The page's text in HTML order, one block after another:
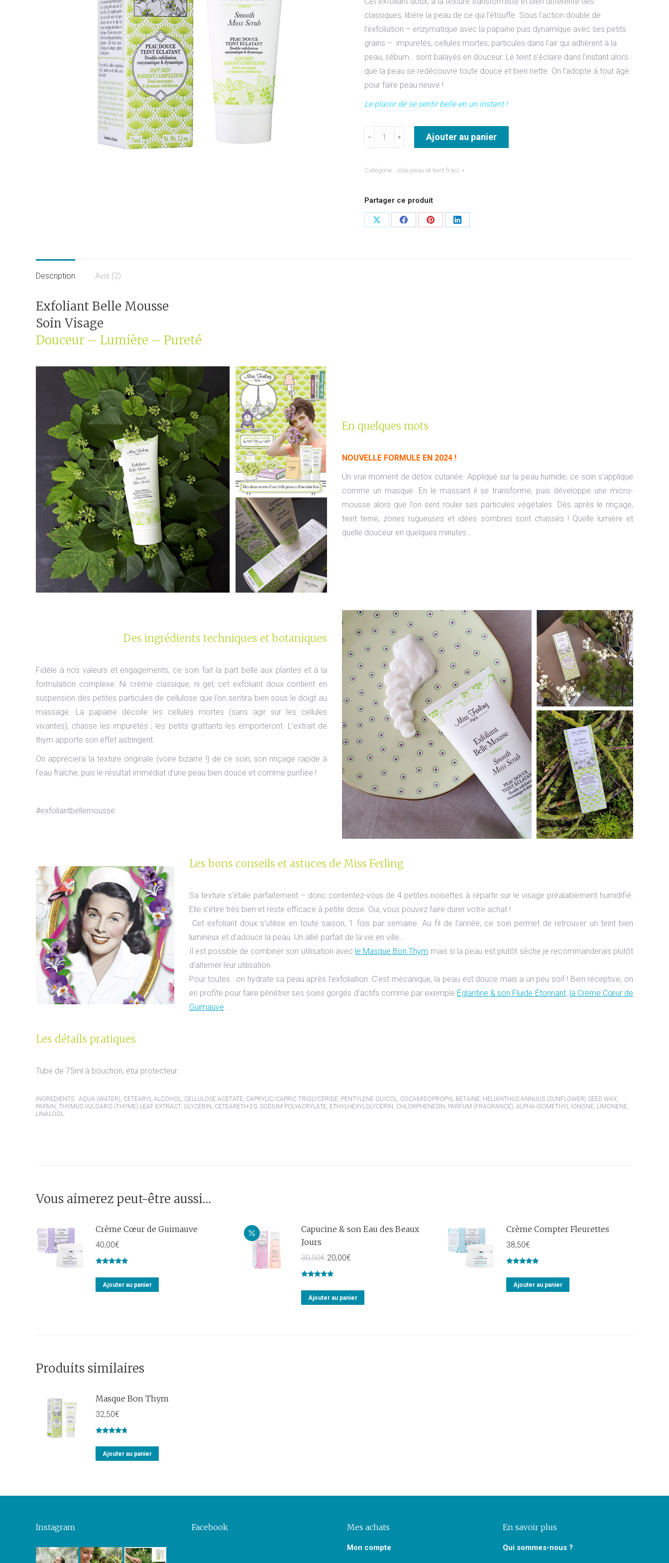
classiques, libère la peau de ce qui l’étouffe. Sous l’action double de
l’exfoliation – enzymatique avec la papaïne puis dynamique avec ses petits
grains – impuretés, cellules mortes, particules dans l’air qui adhèrent à la
peau, sébum… sont balayés en douceur. Le teint s’éclaire dans l’instant alors
que la peau se redécouvre toute douce et bien nette. On l’adopte à tout âge
pour faire peau neuve !
Le plaisir de se sentir belle en un instant !
quantité
Belle
﹣ ﹢ Ajouter au panier
Catégorie : Jolie peau et teint frais
Partager ce produit
PartagerPartagerPartagerPartager
Description Avis (2)
Exfoliant Belle Mousse
Soin Visage
Douceur – Lumière – Pureté
En quelques mots
NOUVELLE FORMULE EN 2024 !
Un vrai moment de détox cutanée. Appliqué sur la peau humide, ce soin s’applique
comme un masque. En le massant il se transforme, puis développe une micro-
mousse alors que l’on sent rouler ses particules végétales. Dès après le rinçage,
teint terne, zones rugueuses et idées sombres sont chassés ! Quelle lumière et
quelle douceur en quelques minutes…
Des ingrédients techniques et botaniques
Fidèle à nos valeurs et engagements, ce soin fait la part belle aux plantes et à la
formulation complexe. Ni crème classique, ni gel, cet exfoliant doux contient en
suspension des petites particules de cellulose que l’on sentira bien sous le doigt au
massage. La papaïne décolle les cellules mortes (sans agir sur les cellules
vivantes), chasse les impuretés ; les petits grattants les emporteront. L’extrait de
thym apporte son effet astringent.
On appréciera la texture originale (voire bizarre !) de ce soin, son rinçage rapide à
l’eau fraîche, puis le résultat immédiat d’une peau bien douce et comme purifiée !
#exfoliantbellemousse
Les bons conseils et astuces de Miss Ferling
Sa texture s’étale parfaitement – donc contentez-vous de 4 petites noisettes à répartir sur le visage préalablement humidifié.
Elle s’étire très bien et reste efficace à petite dose. Oui, vous pouvez faire durer votre achat !
Cet exfoliant doux s’utilise en toute saison, 1 fois par semaine. Au fil de l’année, ce soin permet de retrouver un teint bien
lumineux et d’adoucir la peau. Un allié parfait de la vie en ville…
Il est possible de combiner son utilisation avec le Masque Bon Thym mais si la peau est plutôt sèche je recommanderais plutôt
d’alterner leur utilisation.
Pour toutes : on hydrate sa peau après l’exfoliation. C’est mécanique, la peau est douce mais a un peu soif ! Bien réceptive, on
en profite pour faire pénétrer ses soins gorgés d’actifs comme par exemple Églantine & son Fluide Étonnant, la Crème Cœur de
Guimauve…
Les détails pratiques
Tube de 75ml à bouchon, étui protecteur.
INGREDIENTS : AQUA (WATER), CETEARYL ALCOHOL, CELLULOSE ACETATE, CAPRYLIC/CAPRIC TRIGLYCERIDE, PENTYLENE GLYCOL, COCAMIDOPROPYL BETAINE, HELIANTHUS ANNUUS (SUNFLOWER) SEED WAX,
PAPAIN, THYMUS VULGARIS (THYME) LEAF EXTRACT, GLYCERIN, CETEARETH-20, SODIUM POLYACRYLATE, ETHYLHEXYLGLYCERIN, CHLORPHENESIN, PARFUM (FRAGRANCE), ALPHA-ISOMETHYL IONONE, LIMONENE,
LINALOOL.
Vous aimerez peut-être aussi…
Crème Cœur de Guimauve
40,00€
sur 5
Ajouter au panier
Capucine & son Eau des Beaux
Jours
30,50€ 20,00€
sur 5
Ajouter au panier
Crème Compter Fleurettes
38,50€
sur 5
Ajouter au panier
Produits similaires
Masque Bon Thym
32,50€
sur 5
Ajouter au panier
Instagram Facebook Mes achats
Mon compte
En savoir plus
Qui sommes-nous ?